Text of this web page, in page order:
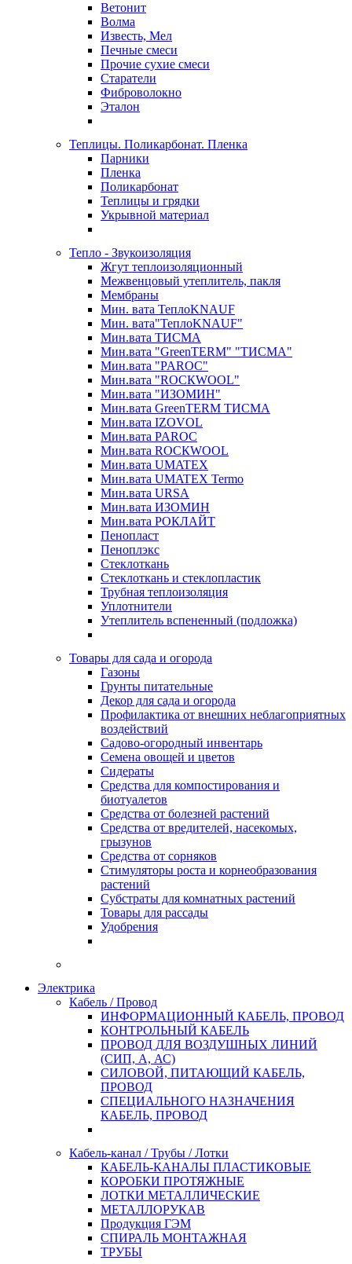
Ветонит
Волма
Известь, Мел
Печные смеси
Прочие сухие смеси
Старатели
Фиброволокно
Эталон
Теплицы. Поликарбонат. Пленка
Парники
Пленка
Поликарбонат
Теплицы и грядки
Укрывной материал
Тепло - Звукоизоляция
Жгут теплоизоляционный
Межвенцовый утеплитель, пакля
Мембраны
Мин. вата ТеплоKNAUF
Мин. вата"ТеплоKNAUF"
Мин.вата ТИСМА
Мин.вата "GreenTERM" "ТИСМА"
Мин.вата "PAROC"
Мин.вата "ROCКWOOL"
Мин.вата "ИЗОМИН"
Мин.вата GreenTERM ТИСМА
Мин.вата IZOVOL
Мин.вата PAROC
Мин.вата ROCКWOOL
Мин.вата UMATEX
Мин.вата UMATEX Termo
Мин.вата URSA
Мин.вата ИЗОМИН
Мин.вата РОКЛАЙТ
Пенопласт
Пеноплэкс
Стеклоткань
Стеклоткань и стеклопластик
Трубная теплоизоляция
Уплотнители
Утеплитель вспененный (подложка)
Товары для сада и огорода
Газоны
Грунты питательные
Декор для сада и огорода
Профилактика от внешних неблагоприятных
воздействий
Садово-огородный инвентарь
Семена овощей и цветов
Сидераты
Средства для компостирования и
биотуалетов
Средства от болезней растений
Средства от вредителей, насекомых,
грызунов
Средства от сорняков
Стимуляторы роста и корнеобразования
растений
Субстраты для комнатных растений
Товары для рассады
Удобрения
Электрика
Кабель / Провод
ИНФОРМАЦИОННЫЙ КАБЕЛЬ, ПРОВОД
КОНТРОЛЬНЫЙ КАБЕЛЬ
ПРОВОД ДЛЯ ВОЗДУШНЫХ ЛИНИЙ
(СИП, А, АС)
СИЛОВОЙ, ПИТАЮЩИЙ КАБЕЛЬ,
ПРОВОД
СПЕЦИАЛЬНОГО НАЗНАЧЕНИЯ
КАБЕЛЬ, ПРОВОД
Кабель-канал / Трубы / Лотки
КАБЕЛЬ-КАНАЛЫ ПЛАСТИКОВЫЕ
КОРОБКИ ПРОТЯЖНЫЕ
ЛОТКИ МЕТАЛЛИЧЕСКИЕ
МЕТАЛЛОРУКАВ
Продукция ГЭМ
СПИРАЛЬ МОНТАЖНАЯ
ТРУБЫ